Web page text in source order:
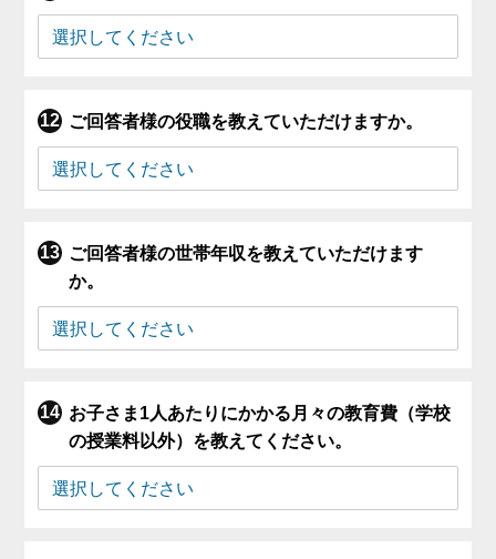
ご回答者様の役職を教えていただけますか。
ご回答者様の世帯年収を教えていただけます
か。
お子さま1人あたりにかかる月々の教育費（学校
の授業料以外）を教えてください。